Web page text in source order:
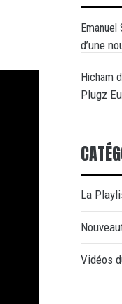
Emanuel
d’une
Hicham
Plugz
La
Vidéos